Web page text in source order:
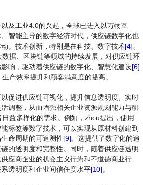
及工业4.0的兴起，全球已进入以万物互
智能主导的数字经济时代，供应链数字化也
。技术创新，特别是在科技、数字技术[4]
数据、区块链等领域的持续发展，对供应链环
响，驱动着供应链的数字化、智慧化建设[6]
生产效率提升和顾客满意度的提高。
促进供应链可视化，提升信息透明度、实时
调整，从而增强相关企业资源规划能力与研
日益多样化的需求。例如，zhou提出，使用
标签等数字技术，可以实现从原材料创建到
命周期的可追溯性[9]。这提供了数字化的追
的透明度和完整性。同时，随着供应链透明
应商企业的机会主义行为和不道德商业行
透明度和企业间信任度水平[10]。